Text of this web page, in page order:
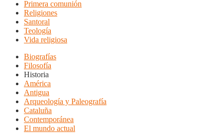
Primera comunión
Religiones
Santoral
Teología
Vida religiosa
Biografías
Filosofía
Historia
América
Antigua
Arqueología y Paleografía
Cataluña
Contemporánea
El mundo actual